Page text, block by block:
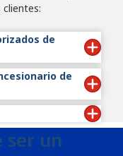
de
y equipo
de garantía
de
sus
Allison,
ser un